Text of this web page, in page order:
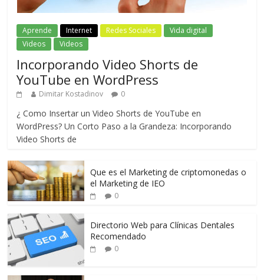
Aprende Internet Redes Sociales
Vida digital
Videos
Videos
Incorporando Video Shorts de
YouTube en WordPress
Dimitar Kostadinov 0
¿ Como Insertar un Video Shorts de YouTube en
WordPress? Un Corto Paso a la Grandeza: Incorporando
Video Shorts de
Que es el Marketing de criptomonedas o
el Marketing de IEO
0
Directorio Web para Clínicas Dentales
Recomendado
0